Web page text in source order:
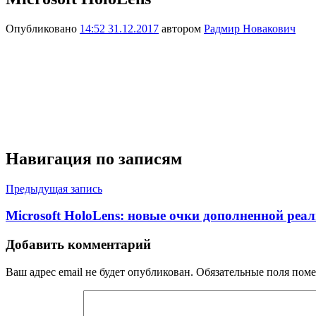
Опубликовано 14:52 31.12.2017 автором Радмир Новакович
Навигация по записям
Предыдущая запись
Microsoft HoloLens: новые очки дополненной
Добавить комментарий
Ваш адрес email не будет опубликован. Обязательные поля